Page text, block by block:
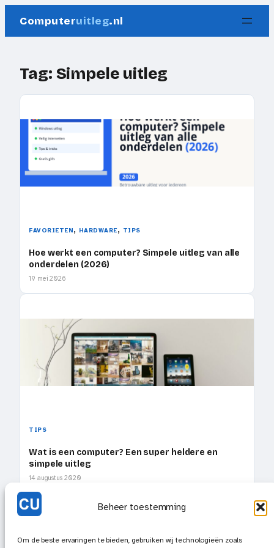
Beheer toestemming
Om de beste ervaringen te bieden, gebruiken wij technologieën zoals
inhoud
Computeruitleg.nl
Tag: Simpele uitleg
FAVORIETEN, HARDWARE, TIPS
Hoe werkt een computer? Simpele uitleg van alle
onderdelen (2026)
19 mei 2026
TIPS
Wat is een computer? Een super heldere en
simpele uitleg
14 augustus 2020